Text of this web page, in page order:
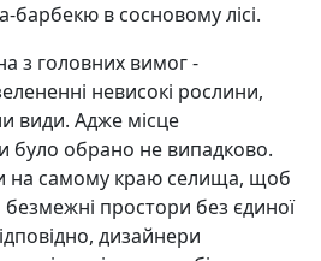
барбекю в сосновому лісі.
з головних вимог -
невисокі рослини,
види. Адже місце
було обрано не випадково.
на самому краю селища, щоб
безмежні простори без єдиної
дизайнери